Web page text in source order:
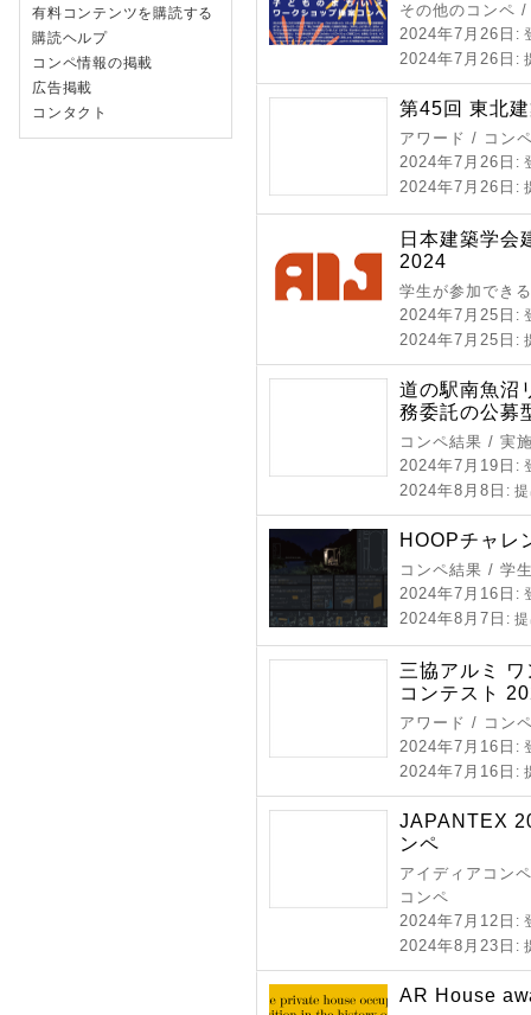
有料コンテンツを購読する
購読ヘルプ
コンペ情報の掲載
広告掲載
コンタクト
その他のコンペ
2024年7月26日 :
2024年7月26日 :
第45回 東北
アワード / コン
2024年7月26日 :
2024年7月26日 :
日本建築学会
2024
学生が参加でき
2024年7月25日 :
2024年7月25日 :
道の駅南魚沼
務委託の公募
コンペ結果 / 実
2024年7月19日 :
2024年8月8日 :
HOOPチャレ
コンペ結果 / 学
2024年7月16日 :
2024年8月7日 :
三協アルミ
コンテスト
アワード / コン
2024年7月16日 :
2024年7月16日 :
JAPANTEX
ンペ
アイディアコン
コンペ
2024年7月12日 :
2024年8月23日 :
AR House